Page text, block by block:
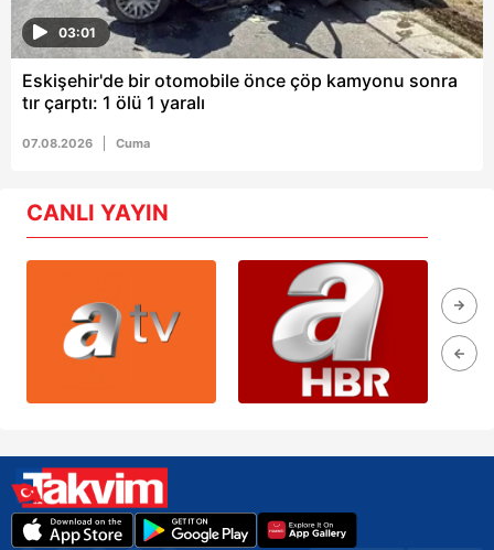
03:01
Eskişehir'de bir otomobile önce çöp kamyonu sonra
tır çarptı: 1 ölü 1 yaralı
07.08.2026 Cuma
CANLI YAYIN